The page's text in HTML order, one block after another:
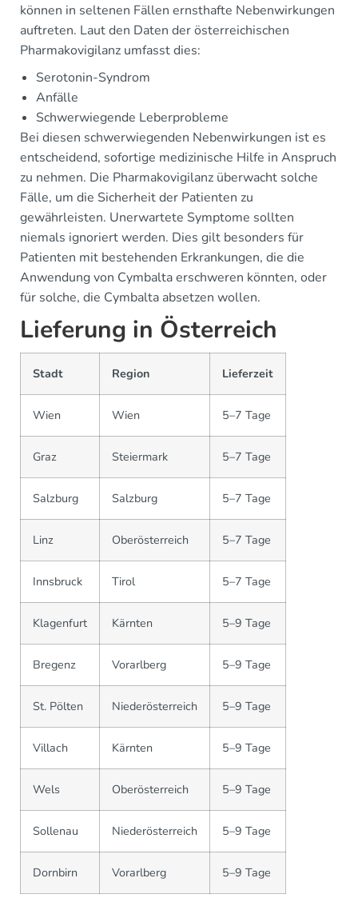
können in seltenen Fällen ernsthafte Nebenwirkungen
auftreten. Laut den Daten der österreichischen
Pharmakovigilanz umfasst dies:
Serotonin-Syndrom
Anfälle
Schwerwiegende Leberprobleme
Bei diesen schwerwiegenden Nebenwirkungen ist es
entscheidend, sofortige medizinische Hilfe in Anspruch
zu nehmen. Die Pharmakovigilanz überwacht solche
Fälle, um die Sicherheit der Patienten zu
gewährleisten. Unerwartete Symptome sollten
niemals ignoriert werden. Dies gilt besonders für
Patienten mit bestehenden Erkrankungen, die die
Anwendung von Cymbalta erschweren könnten, oder
für solche, die Cymbalta absetzen wollen.
Lieferung in Österreich
Stadt Region Lieferzeit
Wien Wien 5–7 Tage
Graz Steiermark 5–7 Tage
Salzburg Salzburg 5–7 Tage
Linz Oberösterreich 5–7 Tage
Innsbruck Tirol 5–7 Tage
Klagenfurt Kärnten 5–9 Tage
Bregenz Vorarlberg 5–9 Tage
St. Pölten Niederösterreich 5–9 Tage
Villach Kärnten 5–9 Tage
Wels Oberösterreich 5–9 Tage
Sollenau Niederösterreich 5–9 Tage
Dornbirn Vorarlberg 5–9 Tage